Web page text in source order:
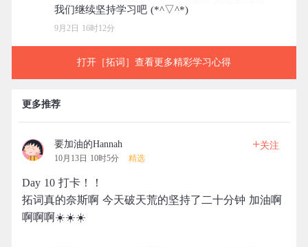
9月2日 16时12分
打开［拓词］查看更多精彩学习心得
更多推荐
要加油的Hannah
10月13日 10时5分 精选
+关注
Day 10 打卡！！
拓词真的奈斯啊 今天破天荒的坚持了二十分钟 加油啊
啊啊啊☀️☀️☀️